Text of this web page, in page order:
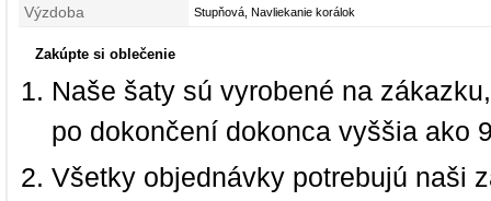
Výzdoba Stupňová, Navliekanie korálok
Zakúpte si oblečenie
Naše šaty sú vyrobené na
po dokončení dokonca vyššia ako
Všetky objednávky potrebujú naši